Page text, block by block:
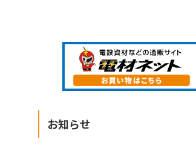
お知らせ